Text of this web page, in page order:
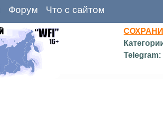
Форум Что с сайтом
Telegram: